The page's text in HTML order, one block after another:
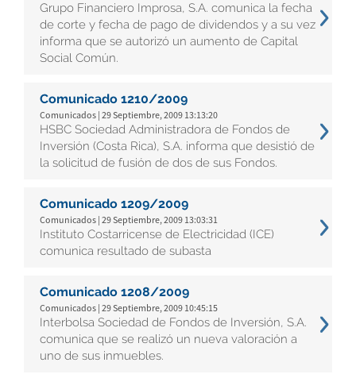
Grupo Financiero Improsa, S.A. comunica la fecha
de corte y fecha de pago de dividendos y a su vez
informa que se autorizó un aumento de Capital
Social Común.
Comunicado 1210/2009
Comunicados | 29 Septiembre, 2009 13:13:20
HSBC Sociedad Administradora de Fondos de
Inversión (Costa Rica), S.A. informa que desistió de
la solicitud de fusión de dos de sus Fondos.
Comunicado 1209/2009
Comunicados | 29 Septiembre, 2009 13:03:31
Instituto Costarricense de Electricidad (ICE)
comunica resultado de subasta
Comunicado 1208/2009
Comunicados | 29 Septiembre, 2009 10:45:15
Interbolsa Sociedad de Fondos de Inversión, S.A.
comunica que se realizó un nueva valoración a
uno de sus inmuebles.